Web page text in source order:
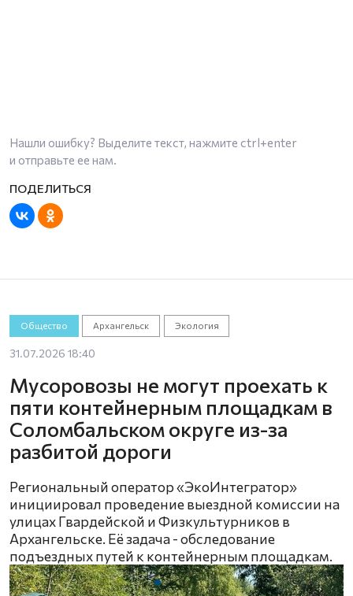
Нашли ошибку? Выделите текст, нажмите ctrl+enter
и отправьте ее нам.
Общество Архангельск Экология
31.07.2026 18:40
Мусоровозы не могут проехать к
пяти контейнерным площадкам в
Соломбальском округе из-за
разбитой дороги
Региональный оператор «ЭкоИнтегратор»
инициировал проведение выездной комиссии на
улицах Гвардейской и Физкультурников в
Архангельске. Её задача - обследование
подъездных путей к контейнерным площадкам.